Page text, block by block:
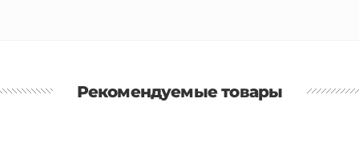
Рекомендуемые товары